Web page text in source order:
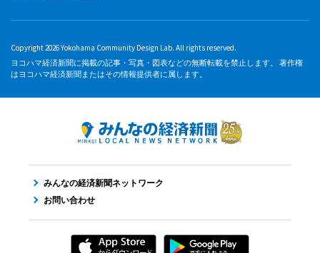
Copyright 2026 Yokohama Community Design Lab. All rights reserved.
ヨコハマ経済新聞に掲載の記事・写真・図表などの無断転載を禁止します。 著作権
はヨコハマ経済新聞またはその情報提供者に属します。
みんなの経済新聞ネットワーク
お問い合わせ